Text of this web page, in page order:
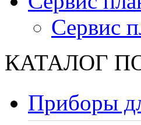
Сервис
КАТАЛОГ
Приборы